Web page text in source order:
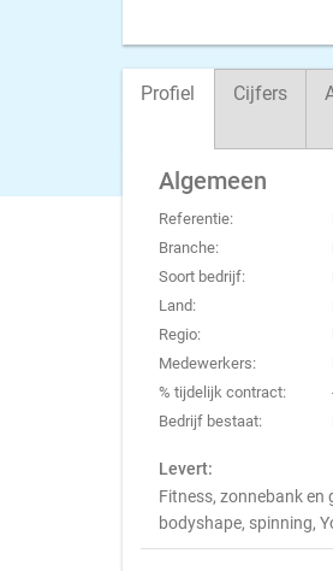
Profiel Cijfers
Algemeen
Referentie:
Branche:
Soort bedrijf:
Land:
Regio:
Medewerkers:
% tijdelijk contract:
Bedrijf bestaat:
Levert:
Fitness, zonnebank en
bodyshape, spinning,